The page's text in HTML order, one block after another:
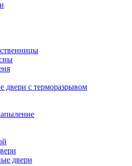
двери с терморазрывом
двери